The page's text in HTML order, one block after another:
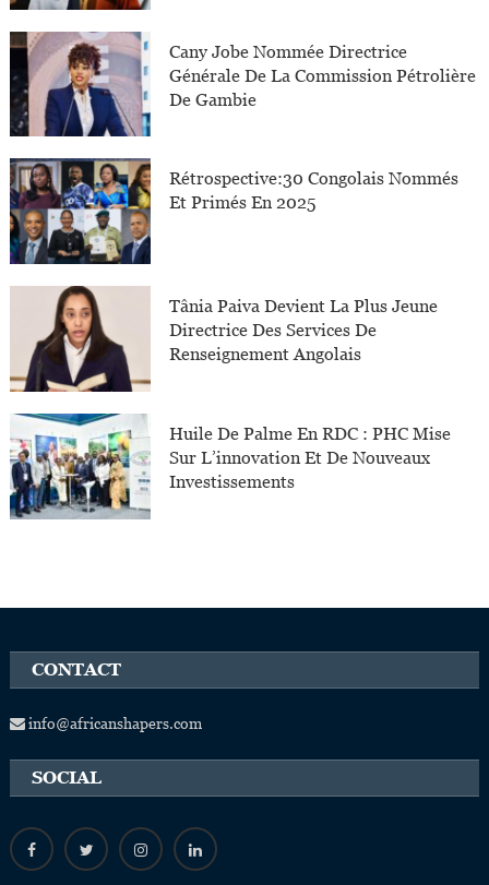
Cany Jobe Nommée Directrice
Générale De La Commission Pétrolière
De Gambie
Rétrospective:30 Congolais Nommés
Et Primés En 2025
Tânia Paiva Devient La Plus Jeune
Directrice Des Services De
Renseignement Angolais
Huile De Palme En RDC : PHC Mise
Sur L’innovation Et De Nouveaux
Investissements
CONTACT
info@africanshapers.com
SOCIAL